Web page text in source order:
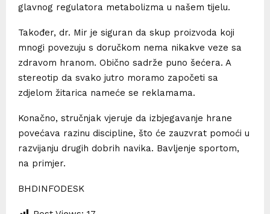
glavnog regulatora metabolizma u našem tijelu.
Također, dr. Mir je siguran da skup proizvoda koji
mnogi povezuju s doručkom nema nikakve veze sa
zdravom hranom. Obično sadrže puno šećera. A
stereotip da svako jutro moramo započeti sa
zdjelom žitarica nameće se reklamama.
Konačno, stručnjak vjeruje da izbjegavanje hrane
povećava razinu discipline, što će zauzvrat pomoći u
razvijanju drugih dobrih navika. Bavljenje sportom,
na primjer.
BHDINFODESK